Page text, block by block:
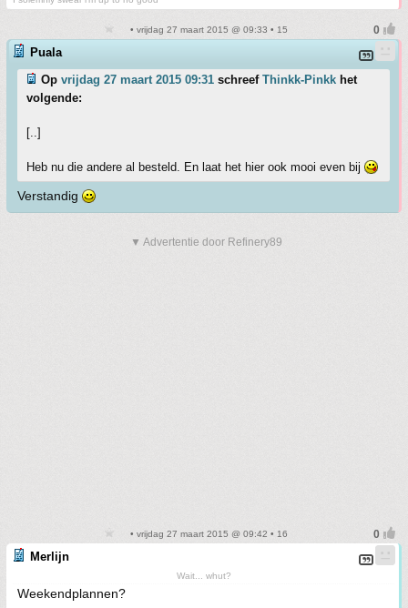
• vrijdag 27 maart 2015 @ 09:33 • 15
Puala
Op vrijdag 27 maart 2015 09:31 schreef Thinkk-Pinkk het
volgende:
[..]
Heb nu die andere al besteld. En laat het hier ook mooi even bij
Verstandig
▼ Advertentie door Refinery89
• vrijdag 27 maart 2015 @ 09:42 • 16
Merlijn
Wait... whut?
Weekendplannen?